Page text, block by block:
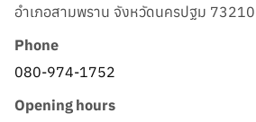
อำเภอสามพราน จังหวัดนครปฐม 73210
Phone
080-974-1752
Opening hours